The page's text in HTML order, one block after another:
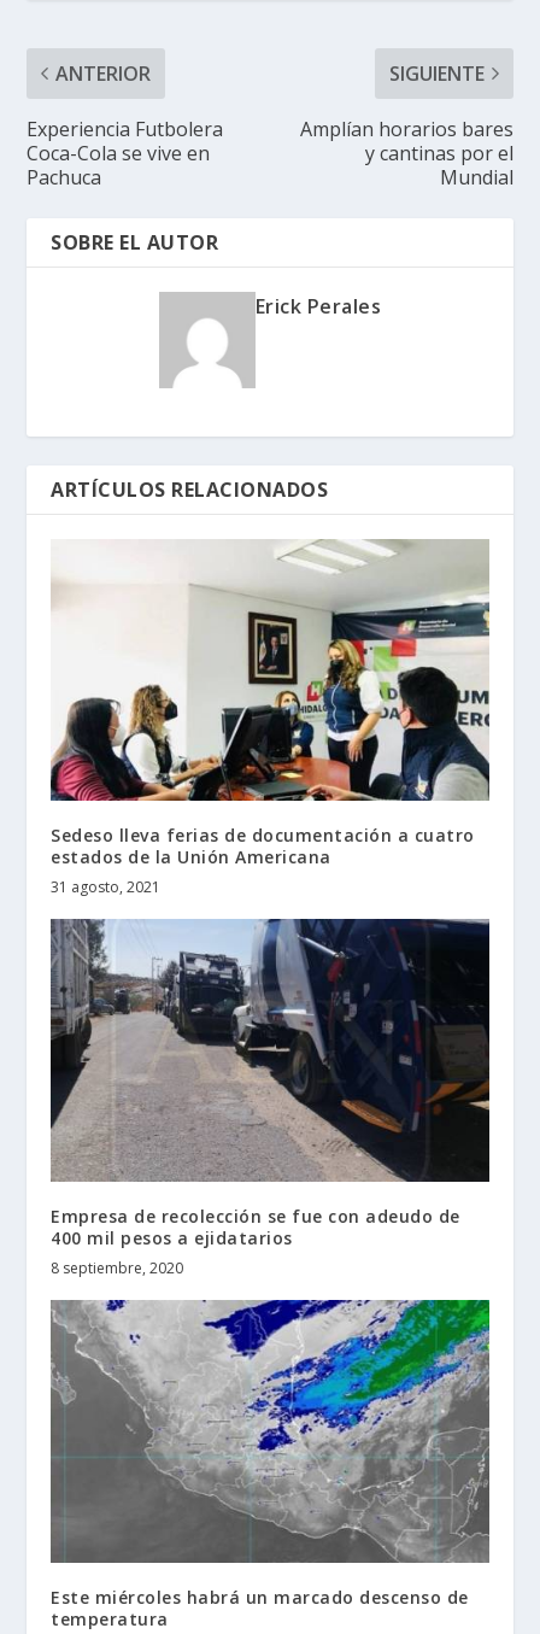
ANTERIOR
Experiencia Futbolera
Coca-Cola se vive en
Pachuca
SIGUIENTE
Amplían horarios bares
y cantinas por el
Mundial
SOBRE EL AUTOR
Erick Perales
ARTÍCULOS RELACIONADOS
Sedeso lleva ferias de documentación a cuatro
estados de la Unión Americana
31 agosto, 2021
Empresa de recolección se fue con adeudo de
400 mil pesos a ejidatarios
8 septiembre, 2020
Este miércoles habrá un marcado descenso de
temperatura